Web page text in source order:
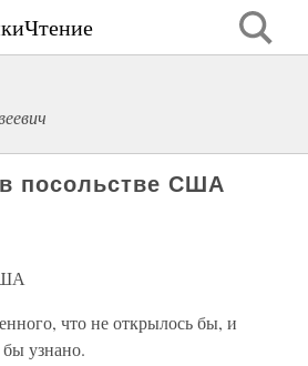
посольстве США
что не открылось бы, и
узнано.